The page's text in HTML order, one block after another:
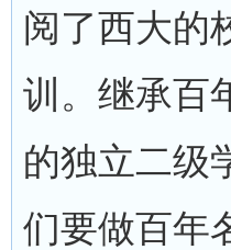
阅了西大的
训。继承百
的独立二级
们要做百年